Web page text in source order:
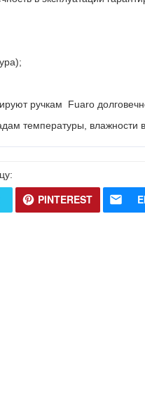
ручкам Fuaro
температуры, влажности
PINTEREST